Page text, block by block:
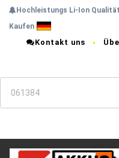
Hochleistungs Li-Ion
Kaufen
Kontakt uns